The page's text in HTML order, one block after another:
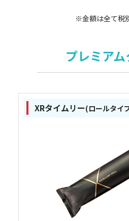
※金額は全て税
プレミア
XRタイムリー(ロールタイ